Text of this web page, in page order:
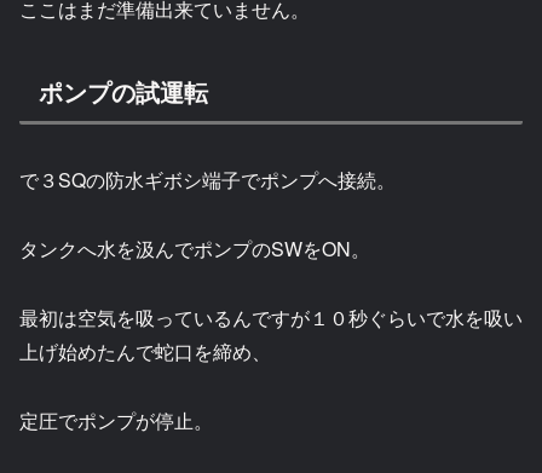
ここはまだ準備出来ていません。
ポンプの試運転
で３SQの防水ギボシ端子でポンプへ接続。
タンクへ水を汲んでポンプのSWをON。
最初は空気を吸っているんですが１０秒ぐらいで水を吸い
上げ始めたんで蛇口を締め、
定圧でポンプが停止。